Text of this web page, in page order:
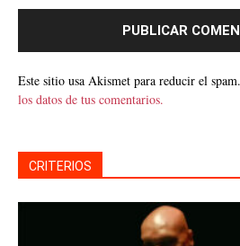
Este sitio usa Akismet para reducir el spam.
los datos de tus comentarios.
CRITERIOS